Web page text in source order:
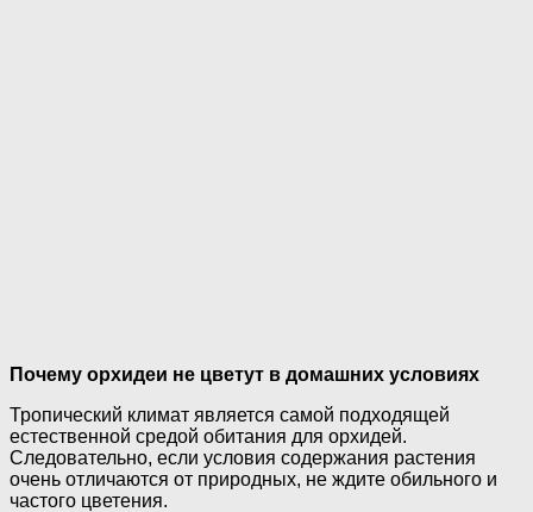
Почему орхидеи не цветут в домашних условиях
Тропический климат является самой подходящей
естественной средой обитания для орхидей.
Следовательно, если условия содержания растения
очень отличаются от природных, не ждите обильного и
частого цветения.